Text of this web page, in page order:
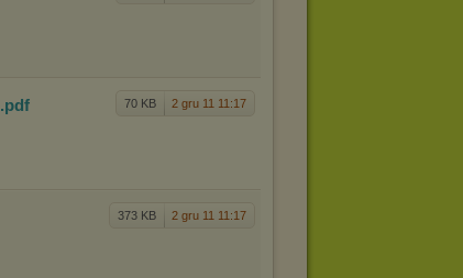
70 KB 2 gru 11 11:17
.pdf
373 KB 2 gru 11 11:17